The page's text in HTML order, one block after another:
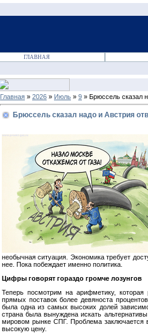
ГЛАВНАЯ
Главная » 2026 » Июль » 9 » Брюссель сказал
Брюссель сказал надо и Австрия
необычная ситуация. Экономика требует
нее. Пока побеждает именно политика.
Цифры говорят гораздо громче лозунгов
Теперь посмотрим на арифметику, которая
прямых поставок более девяноста
была одна из самых высоких долей
страна была вынуждена искать
мировом рынке СПГ. Проблема заключается
высокую цену.